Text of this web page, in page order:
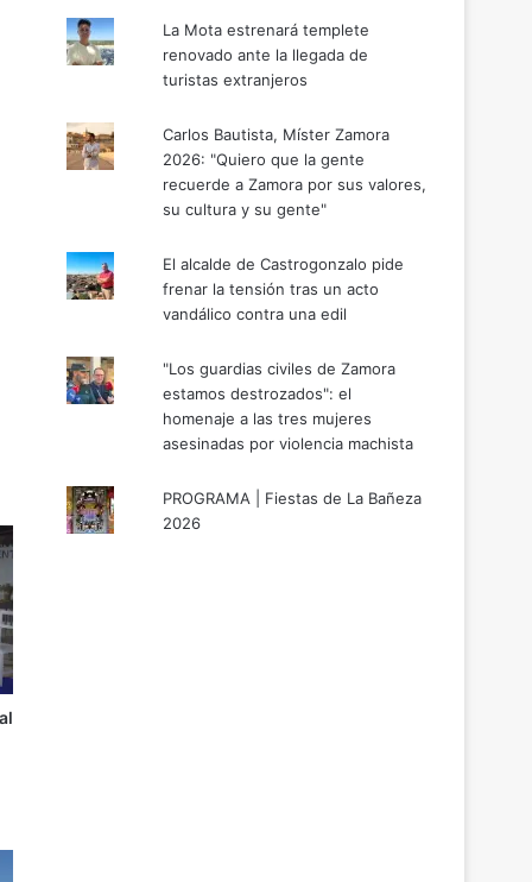
La Mota estrenará templete
renovado ante la llegada de
turistas extranjeros
Carlos Bautista, Míster Zamora
2026: "Quiero que la gente
recuerde a Zamora por sus valores,
su cultura y su gente"
El alcalde de Castrogonzalo pide
frenar la tensión tras un acto
vandálico contra una edil
"Los guardias civiles de Zamora
estamos destrozados": el
homenaje a las tres mujeres
asesinadas por violencia machista
PROGRAMA | Fiestas de La Bañeza
2026